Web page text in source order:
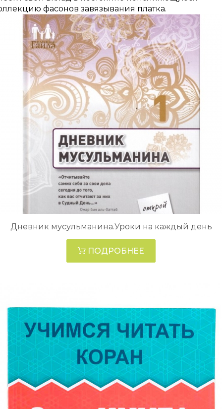
фасонов завязывания платка.
Дневник мусульманина.Уроки на каждый день
ПОДРОБНЕЕ